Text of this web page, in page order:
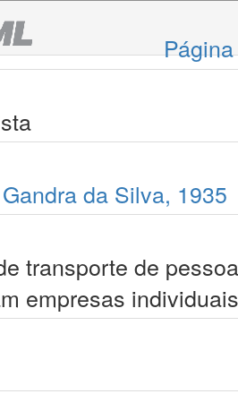
da Silva, 1935
transporte de
empresas